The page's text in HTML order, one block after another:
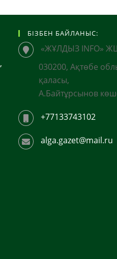
БІЗБЕН БАЙЛАНЫС:
«ЖҰЛДЫЗ INFO»
030200, Ақтөбе
қаласы,
А.Байтұрсынов
+77133743102
alga.gazet@mail.ru